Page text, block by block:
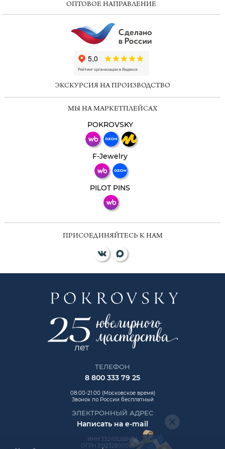
ОПТОВОЕ НАПРАВЛЕНИЕ
ЭКСКУРСИЯ НА ПРОИЗВОДСТВО
МЫ НА МАРКЕТПЛЕЙСАХ
POKROVSKY
F-Jewelry
PILOT PINS
ПРИСОЕДИНЯЙТЕСЬ К НАМ
ТЕЛЕФОН
8 800 333 79 25
08:00-21:00 (Московское время)
Звонок по России бесплатный
ЭЛЕКТРОННЫЙ АДРЕС
Написать на e-mail
ИНН 332105268454
ОГРН 319332800006992